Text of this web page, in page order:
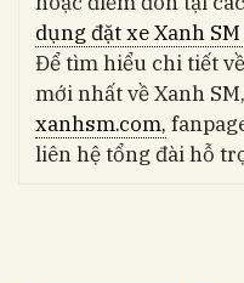
dụng đặt xe Xanh
Để tìm hiểu chi tiết
mới nhất về Xanh
xanhsm.com,
liên hệ tổng đài hỗ